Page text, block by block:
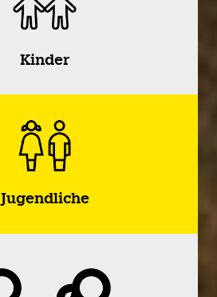
Kinder
Jugendliche